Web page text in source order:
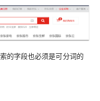
的字段也必须是可分词的